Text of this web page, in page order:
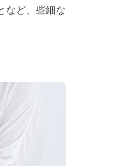
など、些細な